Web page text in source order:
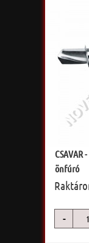
CSAVAR
önfúró
-